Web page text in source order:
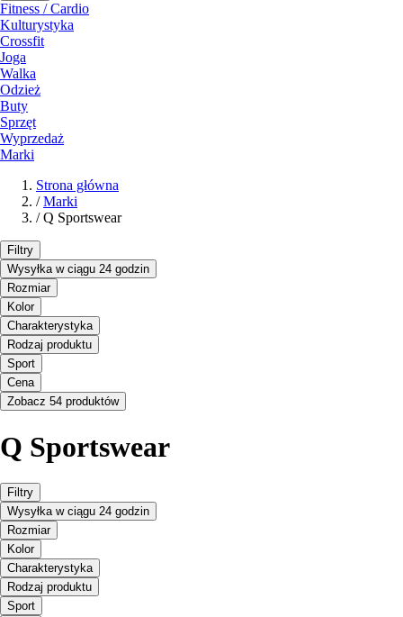
Fitness / Cardio
Kulturystyka
Crossfit
Joga
Walka
Odzież
Buty
Sprzęt
Wyprzedaż
Marki
Strona główna
/ Marki
/ Q Sportswear
Filtry
Wysyłka w ciągu 24 godzin
Rozmiar
Kolor
Charakterystyka
Rodzaj produktu
Sport
Cena
Zobacz 54 produktów
Q Sportswear
Filtry
Wysyłka w ciągu 24 godzin
Rozmiar
Kolor
Charakterystyka
Rodzaj produktu
Sport